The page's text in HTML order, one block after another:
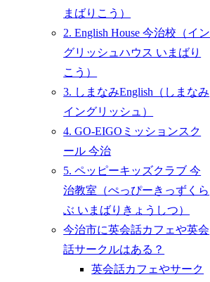
まばりこう）
2. English House 今治校（イン
グリッシュハウス いまばり
こう）
3. しまなみEnglish（しまなみ
イングリッシュ）
4. GO-EIGOミッションスク
ール 今治
5. ペッピーキッズクラブ 今
治教室（ぺっぴーきっずくら
ぶ いまばりきょうしつ）
今治市に英会話カフェや英会
話サークルはある？
英会話カフェやサーク